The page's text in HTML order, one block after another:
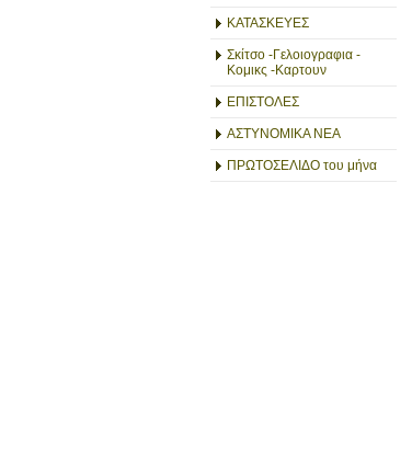
ΚΑΤΑΣΚΕΥΕΣ
Σκίτσο -Γελοιογραφια -
Κομικς -Καρτουν
ΕΠΙΣΤΟΛΕΣ
ΑΣΤΥΝΟΜΙΚΑ ΝΕΑ
ΠΡΩΤΟΣΕΛΙΔΟ του μήνα